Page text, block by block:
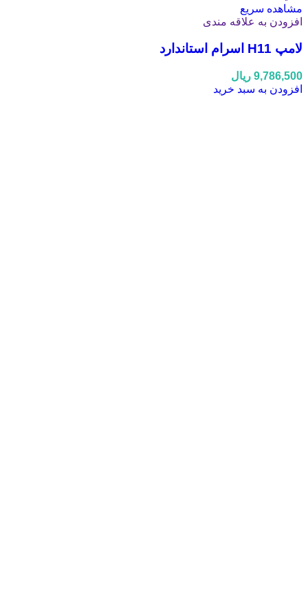
مشاهده سریع
افزودن به علاقه مندی
لامپ H11 اسرام استاندارد
9,786,500 ریال
افزودن به سبد خرید